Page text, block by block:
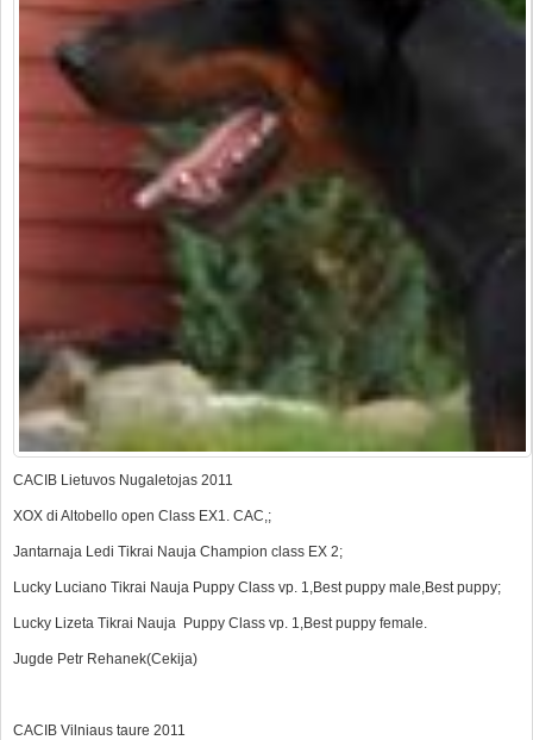
CACIB Lietuvos Nugaletojas 2011
XOX di Altobello open Class EX1. CAC,;
Jantarnaja Ledi Tikrai Nauja Champion class EX 2;
Lucky Luciano Tikrai Nauja Puppy Class vp. 1,Best puppy male,Best puppy;
Lucky Lizeta Tikrai Nauja Puppy Class vp. 1,Best puppy female.
Jugde Petr Rehanek(Cekija)
CACIB Vilniaus taure 2011